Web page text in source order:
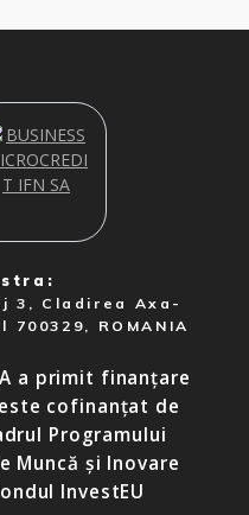
3, Cladirea Axa-
ROMANIA
a primit finanțare
cofinanțat de
Programului
Muncă și Inovare
InvestEU